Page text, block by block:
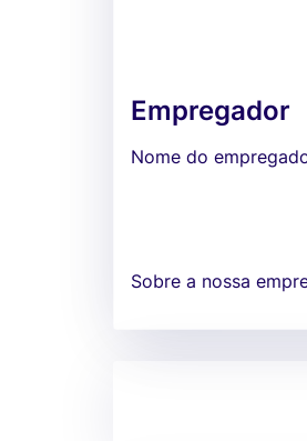
Empregador
Nome do
Sobre a nossa